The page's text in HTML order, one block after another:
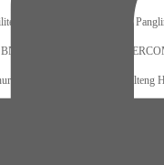
Panglima TNI Terima CC
Terima Kunjungan
dan Bupati/Wali Kota se-Kalteng
Presiden RI Usai
Pacu Dapat Pesan dari Sri Paduka